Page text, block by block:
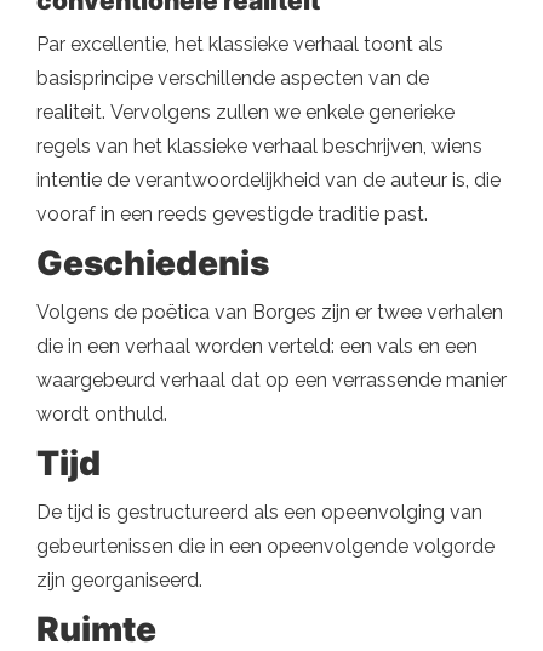
Par excellentie, het klassieke verhaal toont als
basisprincipe verschillende aspecten van de
realiteit. Vervolgens zullen we enkele generieke
regels van het klassieke verhaal beschrijven, wiens
intentie de verantwoordelijkheid van de auteur is, die
vooraf in een reeds gevestigde traditie past.
Geschiedenis
Volgens de poëtica van Borges zijn er twee verhalen
die in een verhaal worden verteld: een vals en een
waargebeurd verhaal dat op een verrassende manier
wordt onthuld.
Tijd
De tijd is gestructureerd als een opeenvolging van
gebeurtenissen die in een opeenvolgende volgorde
zijn georganiseerd.
Ruimte